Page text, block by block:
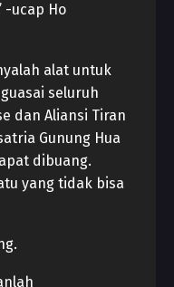
-ucap Ho
alat untuk
seluruh
dan Aliansi Tiran
Gunung Hua
dibuang.
yang tidak bisa